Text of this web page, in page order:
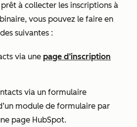
à collecter les inscriptions à
vous pouvez le faire en
suivantes :
via une page d’inscription
via un formulaire
module de formulaire par
page HubSpot.